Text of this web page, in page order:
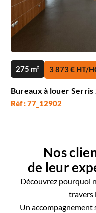
275 m² 3 873 € HT/
Bureaux à louer Serris
Réf : 77_12902
Nos
de leur
Découvrez pourquoi
travers
Un accompagnement